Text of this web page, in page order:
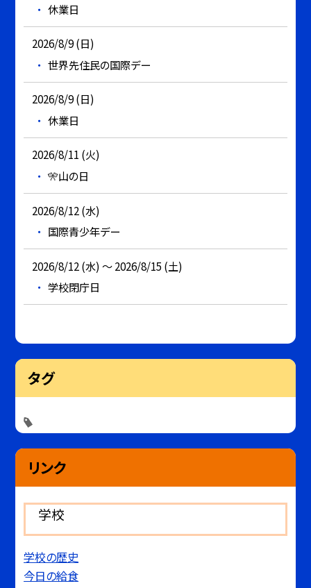
休業日
2026/8/9 (日)
世界先住民の国際デー
2026/8/9 (日)
休業日
2026/8/11 (火)
🎌山の日
2026/8/12 (水)
国際青少年デー
2026/8/12 (水) ～ 2026/8/15 (土)
学校閉庁日
タグ
リンク
学校
学校の歴史
今日の給食